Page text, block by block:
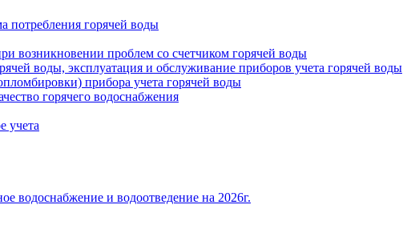
потребления горячей воды
возникновении проблем со счетчиком горячей воды
воды, эксплуатация и обслуживание приборов учета горячей воды
прибора учета горячей воды
горячего водоснабжения
учета
водоснабжение и водоотведение на 2026г.